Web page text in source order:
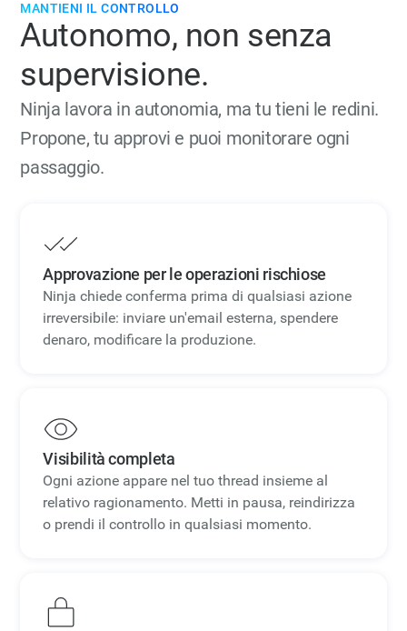
MANTIENI IL CONTROLLO
Autonomo, non senza
supervisione.
Ninja lavora in autonomia, ma tu tieni le redini.
Propone, tu approvi e puoi monitorare ogni
passaggio.
Approvazione per le operazioni rischiose
Ninja chiede conferma prima di qualsiasi azione
irreversibile: inviare un'email esterna, spendere
denaro, modificare la produzione.
Visibilità completa
Ogni azione appare nel tuo thread insieme al
relativo ragionamento. Metti in pausa, reindirizza
o prendi il controllo in qualsiasi momento.